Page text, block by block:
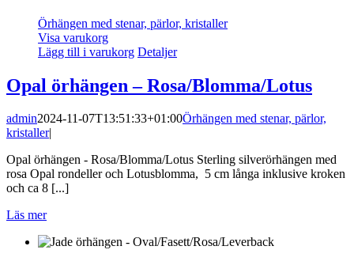
Örhängen med stenar, pärlor, kristaller
Visa varukorg
Lägg till i varukorg Detaljer
Opal örhängen – Rosa/Blomma/Lotus
admin2024-11-07T13:51:33+01:00Örhängen med stenar, pärlor,
kristaller|
Opal örhängen - Rosa/Blomma/Lotus Sterling silverörhängen med
rosa Opal rondeller och Lotusblomma, 5 cm långa inklusive kroken
och ca 8 [...]
Läs mer